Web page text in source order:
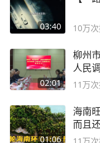
03:40 10万
02:01
柳州
人民
11万
01:06
海南
而且
亚合